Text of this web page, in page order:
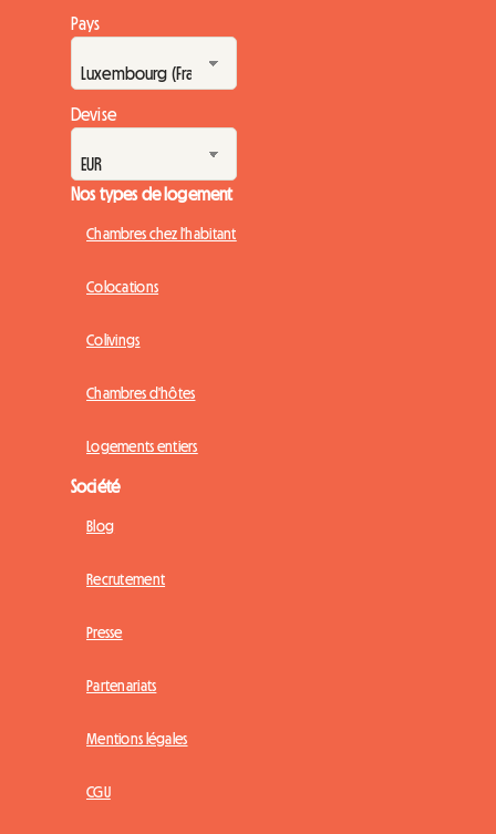
Pays
Devise
Nos types de logement
Chambres chez l'habitant
Colocations
Colivings
Chambres d'hôtes
Logements entiers
Société
Blog
Recrutement
Presse
Partenariats
Mentions légales
CGU